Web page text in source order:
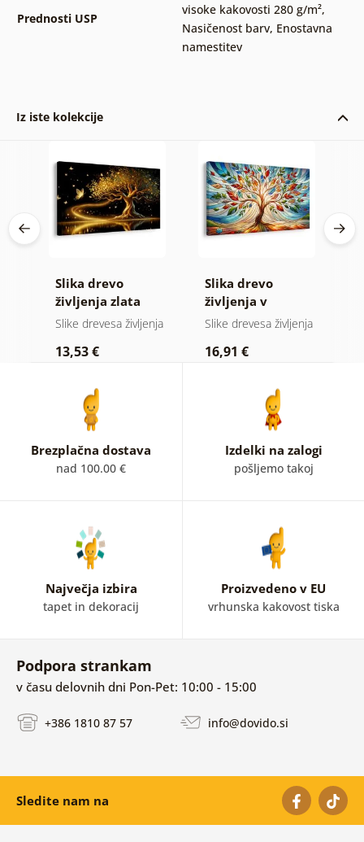
Prednosti USP
visoke kakovosti 280 g/m²,
Nasičenost barv, Enostavna
namestitev
Iz iste kolekcije
Slika drevo
življenja zlata
magija
Slike drevesa življenja
13,53 €
Slika drevo
življenja v
barvnem vitražu
Slike drevesa življenja
16,91 €
Brezplačna dostava
nad 100.00 €
Izdelki na zalogi
pošljemo takoj
Največja izbira
tapet in dekoracij
Proizvedeno v EU
vrhunska kakovost tiska
Podpora strankam
v času delovnih dni Pon-Pet: 10:00 - 15:00
+386 1810 87 57 info@dovido.si
Sledite nam na